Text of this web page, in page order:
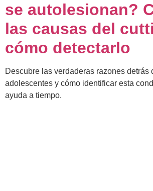
se autolesionan?
las causas del
cómo detectarlo
Descubre las verdaderas razones detrás
adolescentes y cómo identificar esta
ayuda a tiempo.